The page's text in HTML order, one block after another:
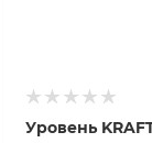
Уровень